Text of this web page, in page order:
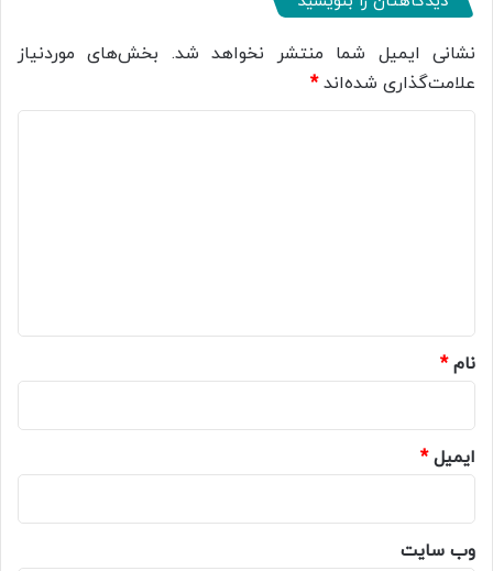
نشانی ایمیل شما منتشر نخواهد شد. بخش‌های موردنیاز
علامت‌گذاری شده‌اند*
نام*
ایمیل*
وب‌ سایت